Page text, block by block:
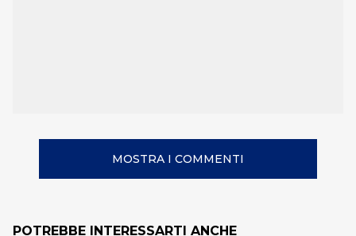
MOSTRA I COMMENTI
POTREBBE INTERESSARTI ANCHE